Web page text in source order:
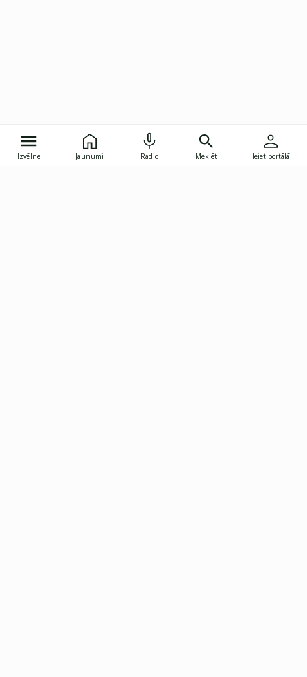
Izvēlne Jaunumi Radio Meklēt Ieiet portālā